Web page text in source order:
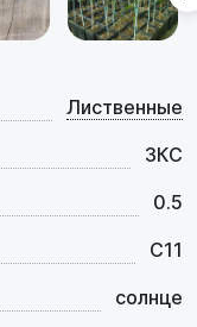
Лиственные
ЗКС
0.5
C11
солнце